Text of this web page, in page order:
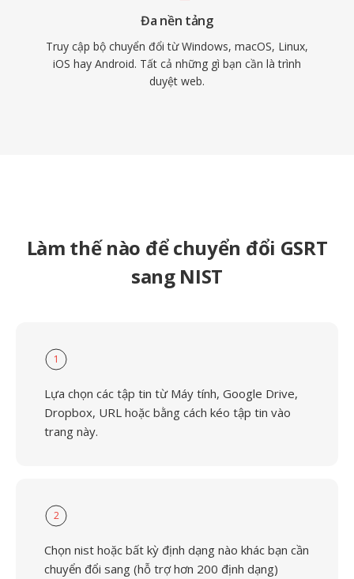
Đa nền tảng
Truy cập bộ chuyển đổi từ Windows, macOS, Linux,
iOS hay Android. Tất cả những gì bạn cần là trình
duyệt web.
Làm thế nào để chuyển đổi GSRT
sang NIST
1
Lựa chọn các tập tin từ Máy tính, Google Drive,
Dropbox, URL hoặc bằng cách kéo tập tin vào
trang này.
2
Chọn nist hoặc bất kỳ định dạng nào khác bạn cần
chuyển đổi sang (hỗ trợ hơn 200 định dạng)